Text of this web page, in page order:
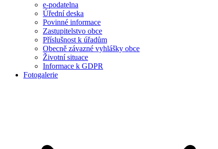
e-podatelna
Úřední deska
Povinné informace
Zastupitelstvo obce
Příslušnost k úřadům
Obecně závazné vyhlášky obce
Životní situace
Informace k GDPR
Fotogalerie